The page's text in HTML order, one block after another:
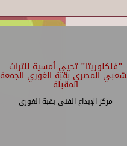
"فلكلوريتا" تحيي أمسية للتراث
المصري بقبة الغوري الجمعة
المقبلة
مركز الإبداع الفنى بقبة الغورى